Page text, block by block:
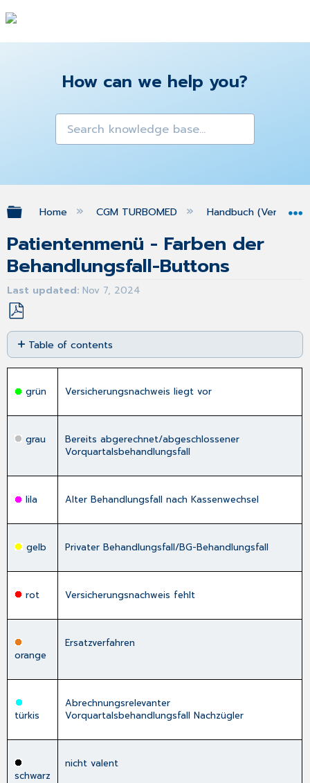
How can we help you?
Expand/collapse global hierarchy
Home CGM TURBOMED Handbuch (Version
Patientenmenü - Farben der
Behandlungsfall-Buttons
Last updated Nov 7, 2024
Save
as
PDF
Table of contents
Grüner
Button
Button
Button
Lila
Button
Orangefarbener
Behandlungsfall-
Button
Behandlungsfall-
Behandlungsfall-
Button
mittelblauer
Button
brauner
Behandlungsfall-
grün Versicherungsnachweis liegt vor
grau
Bereits abgerechnet/abgeschlossener
Vorquartalsbehandlungsfall
lila Alter Behandlungsfall nach Kassenwechsel
gelb Privater Behandlungsfall/BG-Behandlungsfall
rot Versicherungsnachweis fehlt
orange
Ersatzverfahren
türkis
Abrechnungsrelevanter
Vorquartalsbehandlungsfall Nachzügler
schwarz
nicht valent